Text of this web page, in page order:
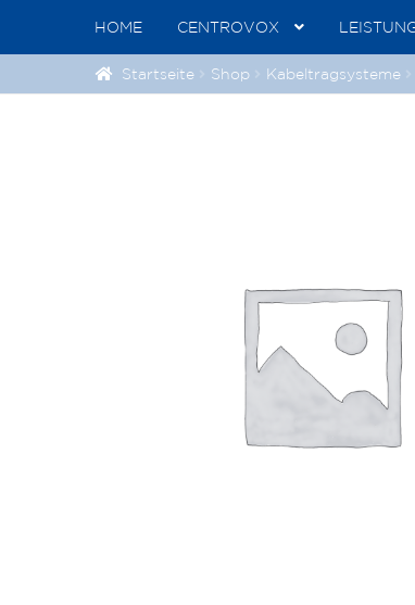
HOME CENTROVOX
Startseite Shop Kabeltragsysteme